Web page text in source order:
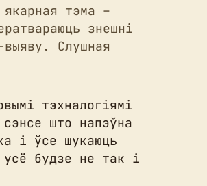
тэма –
знешні
Слушная
тэхналогіямі
што напэўна
і ўсе шукаюць
будзе не так і